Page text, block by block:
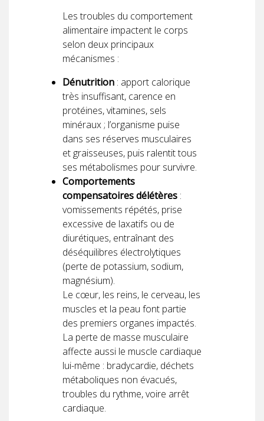
Les troubles du comportement
alimentaire impactent le corps
selon deux principaux
mécanismes :
Dénutrition : apport calorique
très insuffisant, carence en
protéines, vitamines, sels
minéraux ; l’organisme puise
dans ses réserves musculaires
et graisseuses, puis ralentit tous
ses métabolismes pour survivre.
Comportements
compensatoires délétères :
vomissements répétés, prise
excessive de laxatifs ou de
diurétiques, entraînant des
déséquilibres électrolytiques
(perte de potassium, sodium,
magnésium).
Le cœur, les reins, le cerveau, les
muscles et la peau font partie
des premiers organes impactés.
La perte de masse musculaire
affecte aussi le muscle cardiaque
lui-même : bradycardie, déchets
métaboliques non évacués,
troubles du rythme, voire arrêt
cardiaque.